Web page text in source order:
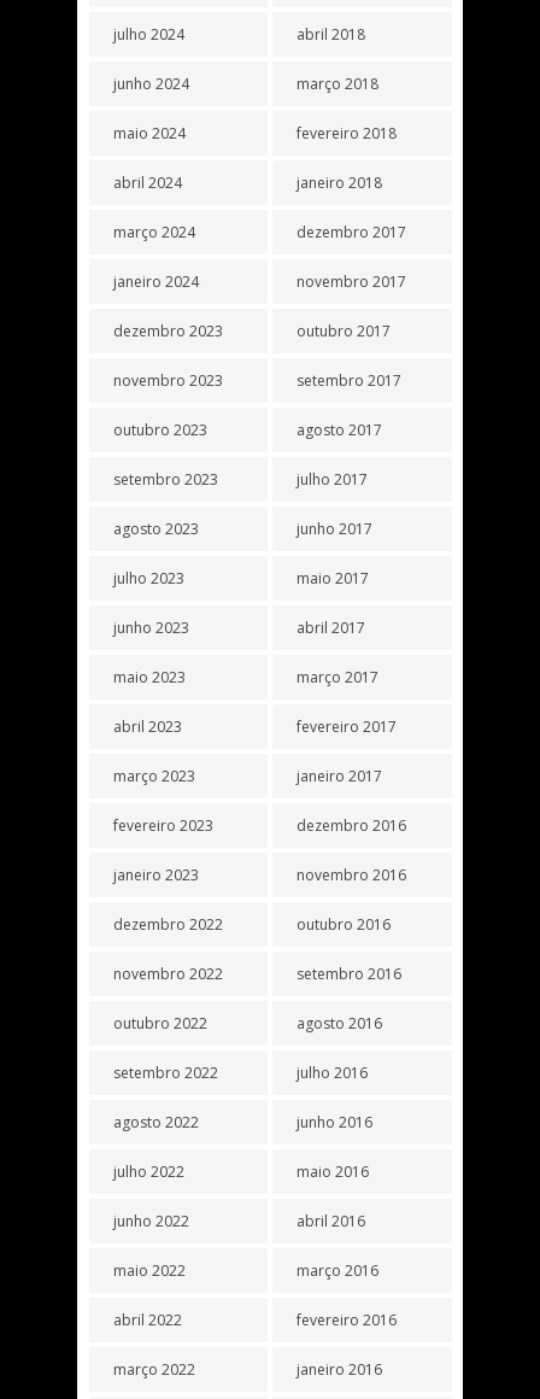
julho 2024
junho 2024
maio 2024
abril 2024
março 2024
janeiro 2024
dezembro 2023
novembro 2023
outubro 2023
setembro 2023
agosto 2023
julho 2023
junho 2023
maio 2023
abril 2023
março 2023
fevereiro 2023
janeiro 2023
dezembro 2022
novembro 2022
outubro 2022
setembro 2022
agosto 2022
julho 2022
junho 2022
maio 2022
abril 2022
março 2022
abril 2018
março 2018
fevereiro 2018
janeiro 2018
dezembro 2017
novembro 2017
outubro 2017
setembro 2017
agosto 2017
julho 2017
junho 2017
maio 2017
abril 2017
março 2017
fevereiro 2017
janeiro 2017
dezembro 2016
novembro 2016
outubro 2016
setembro 2016
agosto 2016
julho 2016
junho 2016
maio 2016
abril 2016
março 2016
fevereiro 2016
janeiro 2016